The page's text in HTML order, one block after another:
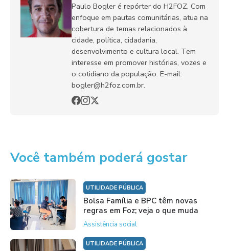
Paulo Bogler é repórter do H2FOZ. Com
enfoque em pautas comunitárias, atua na
cobertura de temas relacionados à
cidade, política, cidadania,
desenvolvimento e cultura local. Tem
interesse em promover histórias, vozes e
o cotidiano da população. E-mail:
bogler@h2foz.com.br.
Você também poderá gostar
UTILIDADE PÚBLICA
Bolsa Família e BPC têm novas
regras em Foz; veja o que muda
Assistência social
UTILIDADE PÚBLICA